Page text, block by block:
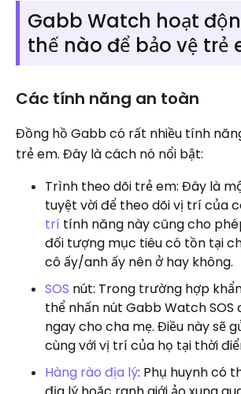
Gabb Watch hoạt
thế nào để bảo vệ trẻ
Các tính năng an toàn
Đồng hồ Gabb có rất nhiều tính
trẻ em. Đây là cách nó nổi bật:
Trình theo dõi trẻ em: Đây là
tuyệt vời để theo dõi vị trí của
trí tính năng này cũng cho
đối tượng mục tiêu có tồn tại
cô ấy/anh ấy nên ở hay không.
SOS nút: Trong trường hợp
thể nhấn nút Gabb Watch
ngay cho cha mẹ. Điều này sẽ
cùng với vị trí của họ tại thời
Hàng rào địa lý: Phụ huynh có